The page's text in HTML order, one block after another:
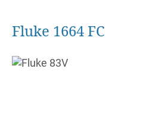
Fluke 1664 FC